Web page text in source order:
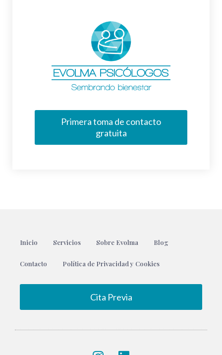
Primera toma de contacto
gratuita
Inicio Servicios Sobre Evolma Blog
Contacto Política de Privacidad y Cookies
Cita Previa